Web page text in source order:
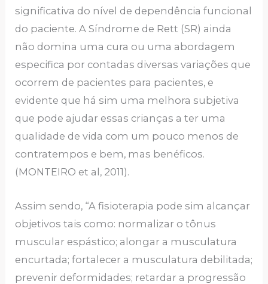
significativa do nível de dependência funcional
do paciente. A Síndrome de Rett (SR) ainda
não domina uma cura ou uma abordagem
especifica por contadas diversas variações que
ocorrem de pacientes para pacientes, e
evidente que há sim uma melhora subjetiva
que pode ajudar essas crianças a ter uma
qualidade de vida com um pouco menos de
contratempos e bem, mas benéficos.
(MONTEIRO et al, 2011).
Assim sendo, “A fisioterapia pode sim alcançar
objetivos tais como: normalizar o tônus
muscular espástico; alongar a musculatura
encurtada; fortalecer a musculatura debilitada;
prevenir deformidades; retardar a progressão